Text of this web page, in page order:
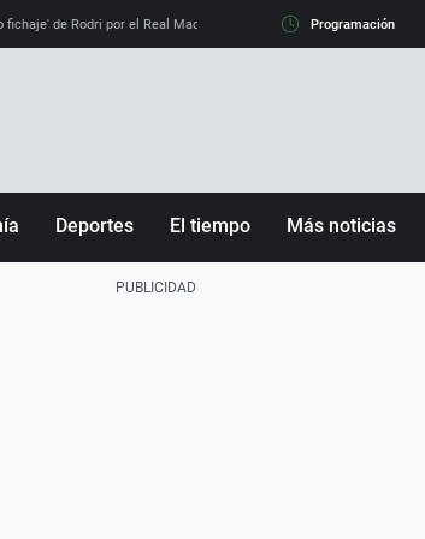
de Rodri por el Real Madrid y su 'sí' al Barça La llamada
Programación
Deportes El tiempo Más noticias